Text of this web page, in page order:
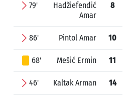
79'
Hadžiefendić
Amar
8
86' Pintol Amar 10
68' Mešić Ermin 11
46' Kaltak Arman 14